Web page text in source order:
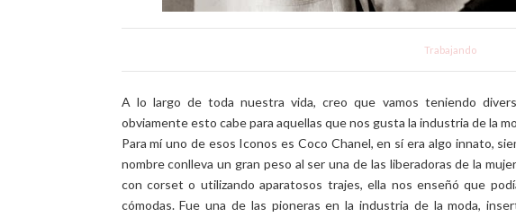
Trabajando
A lo largo de toda nuestra vida, creo que vamos teniendo
obviamente esto cabe para aquellas que nos gusta la industria de la
Para mí uno de esos Iconos es Coco Chanel, en sí era algo innato,
nombre conlleva un gran peso al ser una de las liberadoras de la
con corset o utilizando aparatosos trajes, ella nos enseñó que
cómodas. Fue una de las pioneras en la industria de la moda,